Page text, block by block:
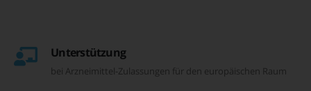
Unterstützung
bei Arzneimittel-Zulassungen für den europäischen Raum